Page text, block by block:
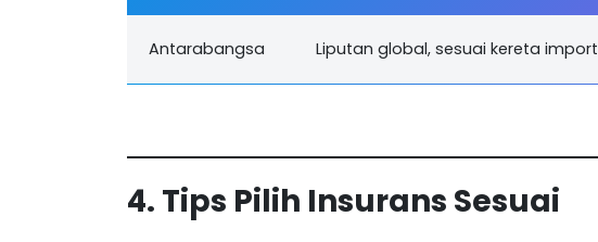
Antarabangsa Liputan global, sesuai kereta import
4. Tips Pilih Insurans Sesuai